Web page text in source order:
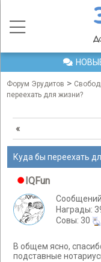
Форум Эрудитов >
переехать для жизни?
«
Куда бы переехать
IQFun
Награды:
Cовы: 30
В общем ясно,
подставные